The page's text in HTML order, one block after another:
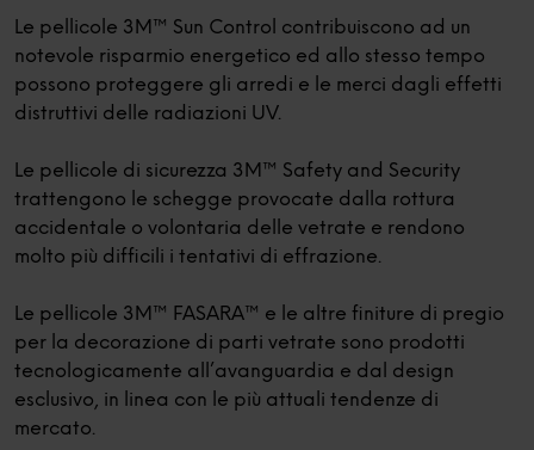
Le pellicole 3M™ Sun Control contribuiscono ad un
notevole risparmio energetico ed allo stesso tempo
possono proteggere gli arredi e le merci dagli effetti
distruttivi delle radiazioni UV.
Le pellicole di sicurezza 3M™ Safety and Security
trattengono le schegge provocate dalla rottura
accidentale o volontaria delle vetrate e rendono
molto più difficili i tentativi di effrazione.
Le pellicole 3M™ FASARA™ e le altre finiture di pregio
per la decorazione di parti vetrate sono prodotti
tecnologicamente all’avanguardia e dal design
esclusivo, in linea con le più attuali tendenze di
mercato.